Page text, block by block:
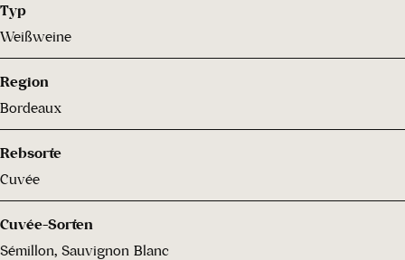
Typ
Weißweine
Region
Bordeaux
Rebsorte
Cuvée
Cuvée-Sorten
Sémillon, Sauvignon Blanc